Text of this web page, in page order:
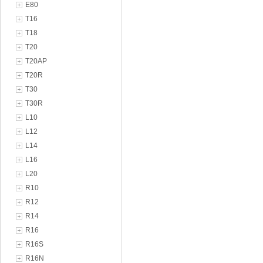
E80
T16
T18
T20
T20AP
T20R
T30
T30R
L10
L12
L14
L16
L20
R10
R12
R14
R16
R16S
R16N